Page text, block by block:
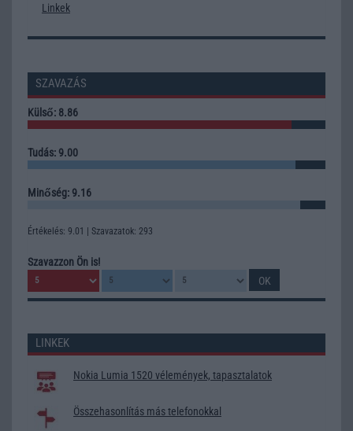
Linkek
SZAVAZÁS
Külső: 8.86
Tudás: 9.00
Minőség: 9.16
Értékelés: 9.01 | Szavazatok: 293
Szavazzon Ön is!
LINKEK
Nokia Lumia 1520 vélemények, tapasztalatok
Összehasonlítás más telefonokkal